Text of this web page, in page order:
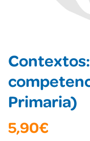
Primaria)
5,90€